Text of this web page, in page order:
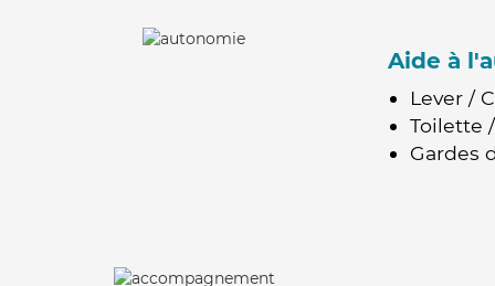
Aide à
Lever /
Toilette
Gardes